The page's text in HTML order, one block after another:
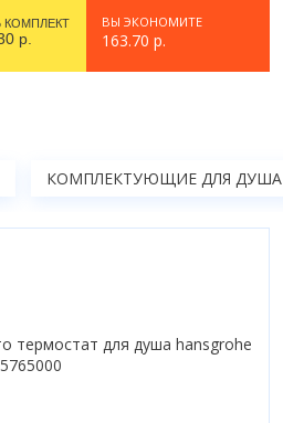
КОМПЛЕКТ
р.
ВЫ ЭКОНОМИТЕ
163.70 р.
КОМПЛЕКТУЮЩИЕ ДЛЯ ДУША